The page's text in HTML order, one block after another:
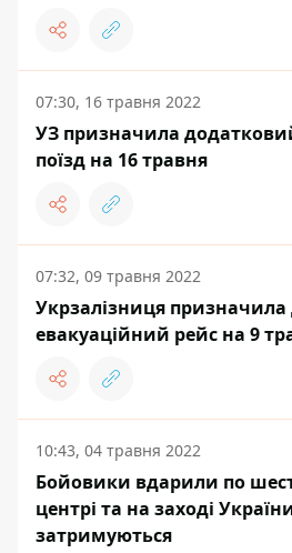
07:30, 16 травня 2022
УЗ призначила
поїзд на 16 травня
07:32, 09 травня 2022
Укрзалізниця
евакуаційний рейс на 9
10:43, 04 травня 2022
Бойовики вдарили по
центрі та на заході
затримуються